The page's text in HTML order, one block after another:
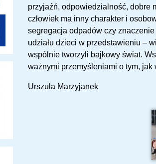
przyjaźń, odpowiedzialność, dobre
człowiek ma inny charakter i
segregacja odpadów czy
udziału dzieci w przedstawieniu –
wspólnie tworzyli bajkowy świat.
ważnymi przemyśleniami o tym,
Urszula Marzyjanek